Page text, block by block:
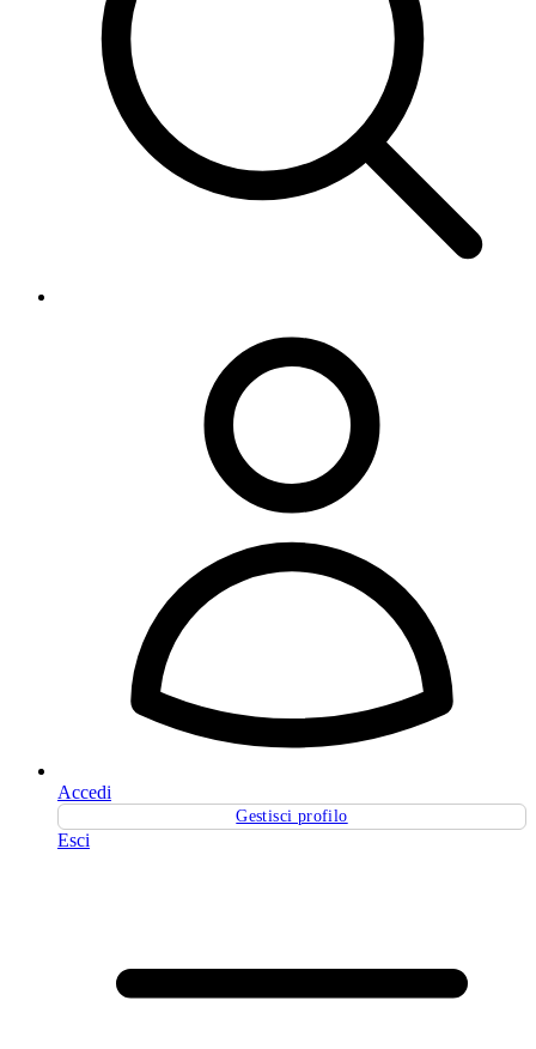
Accedi
Gestisci profilo
Esci